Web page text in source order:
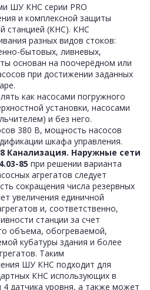
ШУ КНС серии PRO
и комплексной защиты
станцией (КНС). КНС
разных видов стоков:
бытовых, ливневых,
основан на поочерёдном или
при достижении заданных
как насосами погружного
установки, насосами
и без него.
380 В, мощность насосов
шкафа управления.
Канализация. Наружные сети
85 при решении варианта
агрегатов следует
сокращения числа резервных
увеличения единичной
и, соответственно,
станции за счет
объема, обогреваемой,
кубатуры здания и более
Таким
ШУ КНС подходит для
КНС использующих в
4 датчика уровня, а также может